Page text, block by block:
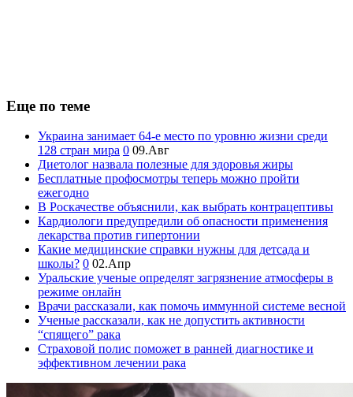
Еще по теме
Украина занимает 64-е место по уровню жизни среди
128 стран мира 0 09.Авг
Диетолог назвала полезные для здоровья жиры
Бесплатные профосмотры теперь можно пройти
ежегодно
В Роскачестве объяснили, как выбрать контрацептивы
Кардиологи предупредили об опасности применения
лекарства против гипертонии
Какие медицинские справки нужны для детсада и
школы? 0 02.Апр
Уральские ученые определят загрязнение атмосферы в
режиме онлайн
Врачи рассказали, как помочь иммунной системе весной
Ученые рассказали, как не допустить активности
“спящего” рака
Страховой полис поможет в ранней диагностике и
эффективном лечении рака